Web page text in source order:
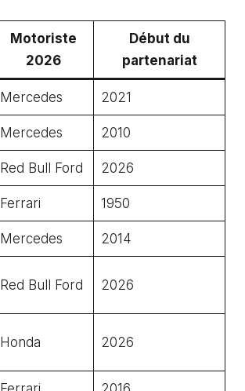
Motoriste
2026
Début du
partenariat
Mercedes 2021
Mercedes 2010
Red Bull Ford 2026
Ferrari 1950
Mercedes 2014
Red Bull Ford 2026
Honda 2026